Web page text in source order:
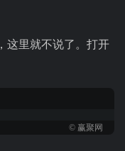
这里就不说了。打开
© 赢聚网